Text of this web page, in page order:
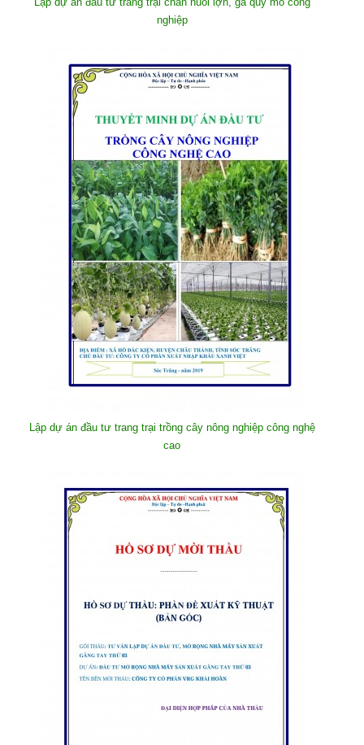
nghiệp
Lập dự án đầu tư trang trại trồng cây nông nghiệp công nghệ
cao